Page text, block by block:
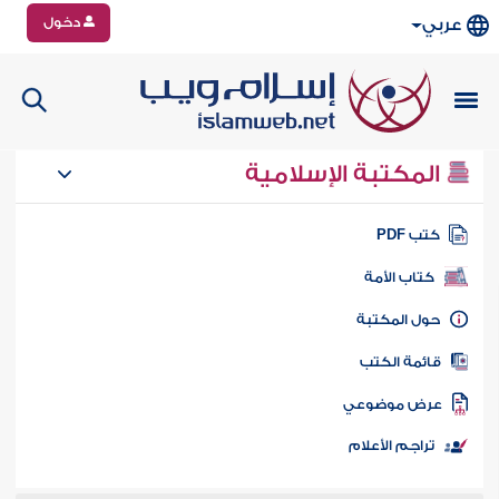
عربي دخول
المكتبة الإسلامية
كتب PDF
كتاب الأمة
المكتبة
الكتب
موضوعي